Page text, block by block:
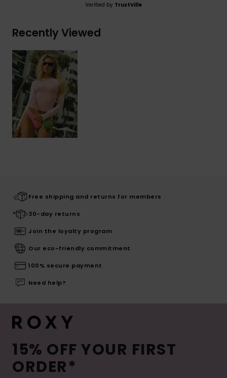
Verified by TrustVille
Recently Viewed
Free shipping and returns for members
30-day returns
Join the loyalty program
Our eco-friendly commitment
100% secure payment
Need help?
15% OFF YOUR FIRST
ORDER*